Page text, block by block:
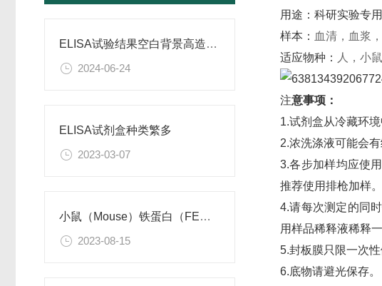
ELISA试验结果空白背景高造成原因
2024-06-24
ELISA试剂盒种类繁多
2023-03-07
小鼠（Mouse）铁蛋白（FE）ELISA试剂盒 使用说明书
2023-08-15
用途：科研实验专
样本： 血清，血浆
适应物种：
人，小
注意事项：
1.试剂盒从冷藏环
2.浓洗涤液可能会
3.各步加样均应使
推荐使用排枪加样。
4.请每次测定的同
用样品稀释液稀释
5.封板膜只限一次
6.底物请避光保存。